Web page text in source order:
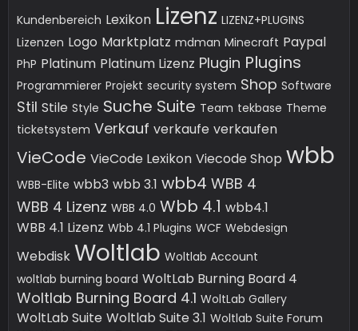
Kundenbereich Lexikon Lizenz LIZENZ+PLUGINS
Lizenzen Logo Marktplatz mdman Minecraft Paypal
PhP Platinum Platinum Lizenz Plugin Plugins
Programmierer Projekt security system Shop Software
Stil Stile Style Suche Suite Team tekbase Theme
ticketsystem Verkauf verkaufe verkaufen
VieCode VieCode Lexikon Viecode Shop wbb
WBB-Elite wbb3 wbb 3.1 wbb4 WBB 4
WBB 4 Lizenz WBB 4.0 Wbb 4.1 wbb4.1
WBB 4.1 Lizenz Wbb 4.1 Plugins WCF Webdesign
Webdisk Woltlab Woltlab Account
woltlab burning board WoltLab Burning Board 4
Woltlab Burning Board 4.1 WoltLab Gallery
WoltLab Suite Woltlab Suite 3.1 Woltlab Suite Forum